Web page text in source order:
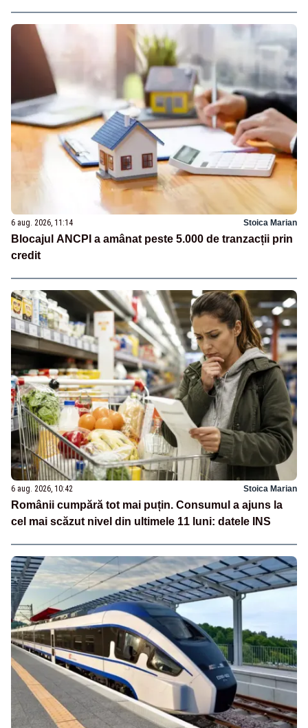
6 aug. 2026, 11:14 Stoica Marian
Blocajul ANCPI a amânat peste 5.000 de tranzacții prin
credit
6 aug. 2026, 10:42 Stoica Marian
Românii cumpără tot mai puțin. Consumul a ajuns la
cel mai scăzut nivel din ultimele 11 luni: datele INS